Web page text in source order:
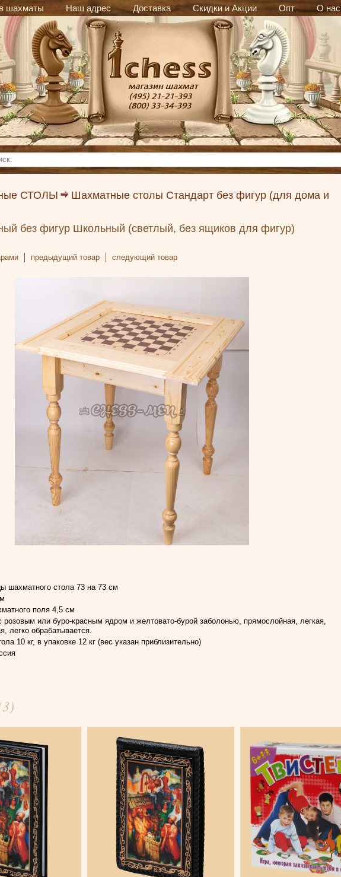
шахматы Наш адрес Доставка Скидки и Акции Опт О нас
СТОЛЫ
Шахматные столы Стандарт без фигур (для дома и
без фигур Школьный (светлый, без ящиков для фигур)
предыдущий товар следующий товар
шахматного стола 73 на 73 см
поля 4,5 см
розовым или буро-красным ядром и желтовато-бурой заболонью, прямослойная, легкая,
легко обрабатывается.
10 кг, в упаковке 12 кг (вес указан приблизительно)